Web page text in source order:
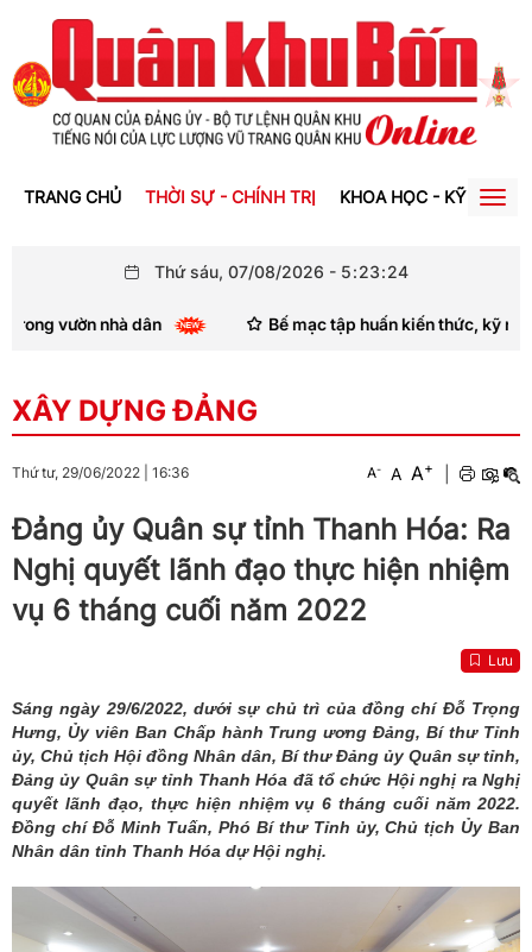
TRANG CHỦ THỜI SỰ - CHÍNH TRỊ KHOA HỌC - KỸ THUẬT
Thứ sáu, 07/08/2026 - 5:23:25
nhà dân Bế mạc tập huấn kiến thức, kỹ năng
XÂY DỰNG ĐẢNG
Thứ tư, 29/06/2022 16:36 A- A A+
Đảng ủy Quân sự tỉnh Thanh Hóa: Ra
Nghị quyết lãnh đạo thực hiện nhiệm
vụ 6 tháng cuối năm 2022
Lưu
Sáng ngày 29/6/2022, dưới sự chủ trì của đồng chí Đỗ Trọng
Hưng, Ủy viên Ban Chấp hành Trung ương Đảng, Bí thư Tỉnh
ủy, Chủ tịch Hội đồng Nhân dân, Bí thư Đảng ủy Quân sự tỉnh,
Đảng ủy Quân sự tỉnh Thanh Hóa đã tổ chức Hội nghị ra Nghị
quyết lãnh đạo, thực hiện nhiệm vụ 6 tháng cuối năm 2022.
Đồng chí Đỗ Minh Tuấn, Phó Bí thư Tỉnh ủy, Chủ tịch Ủy Ban
Nhân dân tỉnh Thanh Hóa dự Hội nghị.